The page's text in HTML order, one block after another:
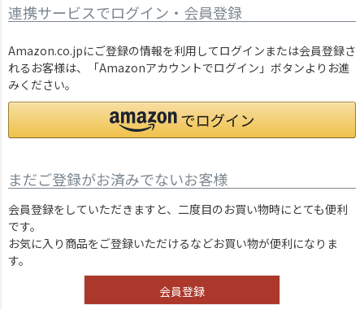
連携サービスでログイン・会員登録
Amazon.co.jpにご登録の情報を利用してログインまたは会員登録さ
れるお客様は、「Amazonアカウントでログイン」ボタンよりお進
みください。
まだご登録がお済みでないお客様
会員登録をしていただきますと、二度目のお買い物時にとても便利
です。
お気に入り商品をご登録いただけるなどお買い物が便利になりま
す。
会員登録